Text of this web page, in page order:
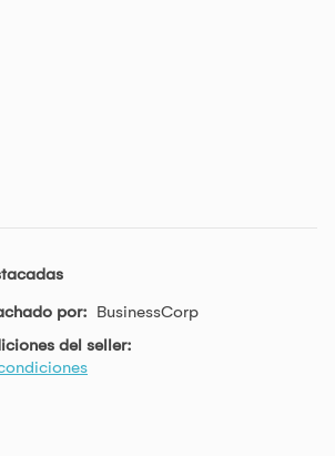
por: BusinessCorp
del seller: